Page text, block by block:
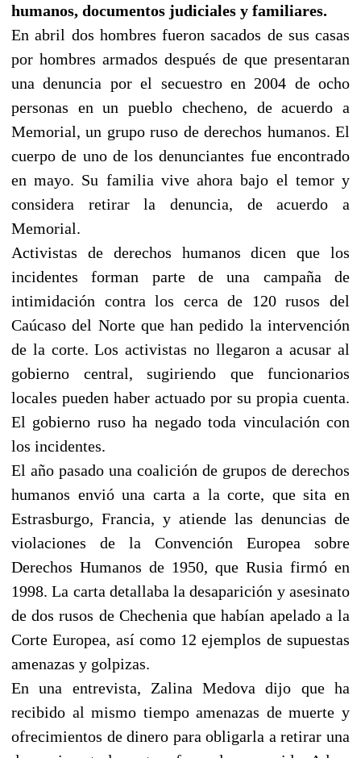
humanos, documentos judiciales y familiares.
En abril dos hombres fueron sacados de sus casas
por hombres armados después de que presentaran
una denuncia por el secuestro en 2004 de ocho
personas en un pueblo checheno, de acuerdo a
Memorial, un grupo ruso de derechos humanos. El
cuerpo de uno de los denunciantes fue encontrado
en mayo. Su familia vive ahora bajo el temor y
considera retirar la denuncia, de acuerdo a
Memorial.
Activistas de derechos humanos dicen que los
incidentes forman parte de una campaña de
intimidación contra los cerca de 120 rusos del
Caúcaso del Norte que han pedido la intervención
de la corte. Los activistas no llegaron a acusar al
gobierno central, sugiriendo que funcionarios
locales pueden haber actuado por su propia cuenta.
El gobierno ruso ha negado toda vinculación con
los incidentes.
El año pasado una coalición de grupos de derechos
humanos envió una carta a la corte, que sita en
Estrasburgo, Francia, y atiende las denuncias de
violaciones de la Convención Europea sobre
Derechos Humanos de 1950, que Rusia firmó en
1998. La carta detallaba la desaparición y asesinato
de dos rusos de Chechenia que habían apelado a la
Corte Europea, así como 12 ejemplos de supuestas
amenazas y golpizas.
En una entrevista, Zalina Medova dijo que ha
recibido al mismo tiempo amenazas de muerte y
ofrecimientos de dinero para obligarla a retirar una